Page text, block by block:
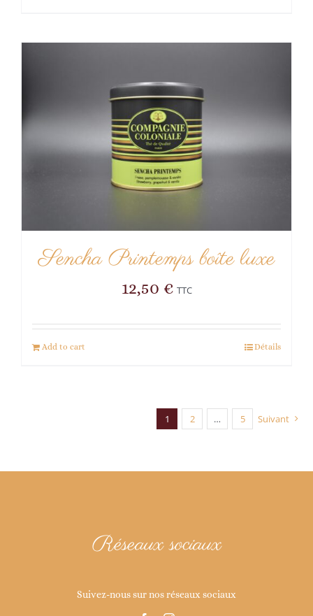
Sencha Printemps boîte luxe
12,50 € TTC
Add to cart Détails
1 2 … 5 Suivant
Réseaux sociaux
Suivez-nous sur nos réseaux sociaux